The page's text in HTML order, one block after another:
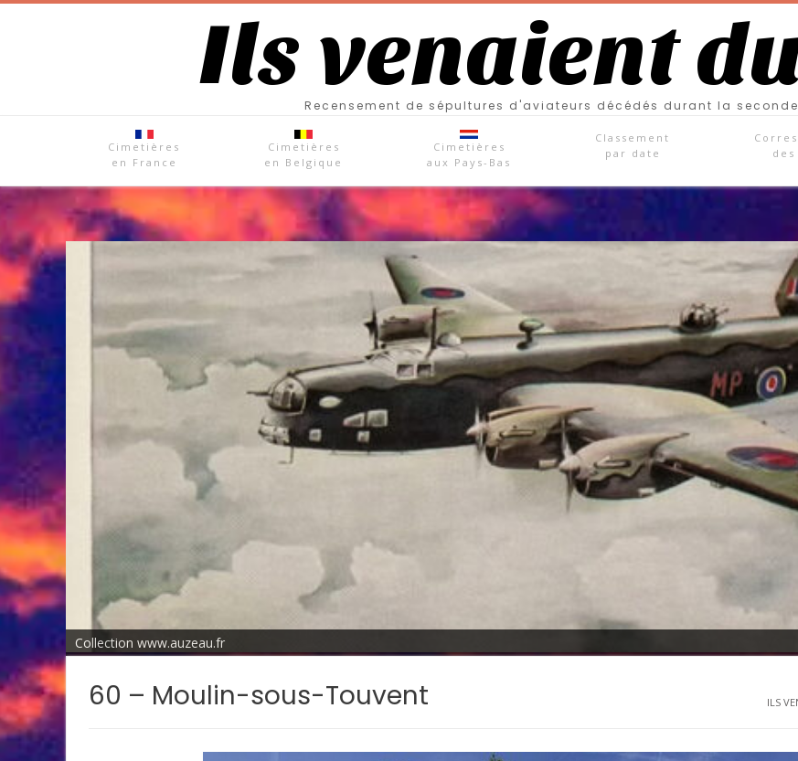
Ils venaient
Recensement de sépultures d'aviateurs décédés durant la
Cimetières
en France
Cimetières
en Belgique
Cimetières
aux Pays-Bas
Classement
par date
Collection www.auzeau.fr
60 – Moulin-sous-Touvent ILS